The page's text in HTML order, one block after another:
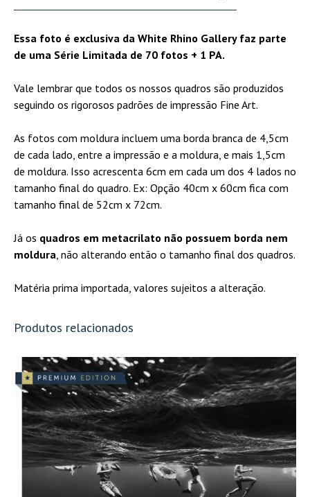
Nossas quadros cumprem
com as mais altas
art, como por exemplo a
utilização de tintas a base
base de foam acid free,
dentre outras. Ideal para a
reprodução de fotografias e
atendendo os rígidos
critérios exigidos por
colecionadores. Os quadros
são entregues com moldura
pendurar (exceto na opção
Um estilo de quadro bem
atual e muito usado em
galerias de arte e museus. A
foto escolhida é impressa
em papel fine art e fixada
em um painel acrílico
(metacrilato), dando à
imagem mais profundidade e
Essa foto é exclusiva da White Rhino Gallery faz parte
de uma Série Limitada de 70 fotos + 1 PA.
Vale lembrar que todos os nossos quadros são produzidos
seguindo os rigorosos padrões de impressão Fine Art.
As fotos com moldura incluem uma borda branca de 4,5cm
de cada lado, entre a impressão e a moldura, e mais 1,5cm
de moldura. Isso acrescenta 6cm em cada um dos 4 lados no
tamanho final do quadro. Ex: Opção 40cm x 60cm fica com
tamanho final de 52cm x 72cm.
Já os quadros em metacrilato não possuem borda nem
moldura, não alterando então o tamanho final dos quadros.
Matéria prima importada, valores sujeitos a alteração.
Produtos relacionados